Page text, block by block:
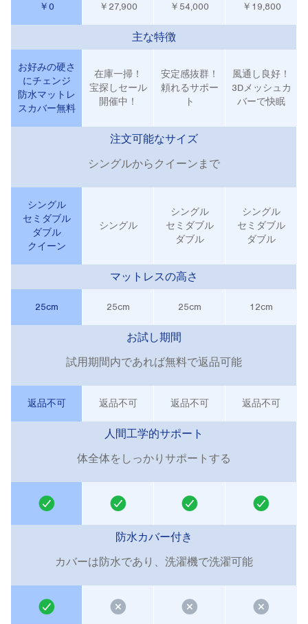
￥0
￥27,900
￥54,000
￥19,800
主な特徴
お好みの硬さ
にチェンジ
防水マットレ
スカバー無料
在庫一掃！
宝探しセール
開催中！
安定感抜群！
頼れるサポー
ト
風通し良好！
3Dメッシュカ
バーで快眠
注文可能なサイズ
シングルからクイーンまで
シングル
セミダブル
ダブル
クイーン
シングル
シングル
セミダブル
ダブル
シングル
セミダブル
ダブル
マットレスの高さ
25cm 25cm 25cm 12cm
お試し期間
試用期間内であれば無料で返品可能
返品不可 返品不可 返品不可 返品不可
人間工学的サポート
体全体をしっかりサポートする
防水カバー付き
カバーは防水であり、洗濯機で洗濯可能